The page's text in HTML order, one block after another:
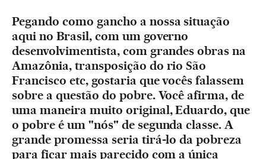
Pegando como gancho a nossa situação
aqui no Brasil, com um governo
desenvolvimentista, com grandes obras na
Amazônia, transposição do rio São
Francisco etc, gostaria que vocês falassem
sobre a questão do pobre. Você afirma, de
uma maneira muito original, Eduardo, que
o pobre é um "nós" de segunda classe. A
grande promessa seria tirá-lo da pobreza
para ficar mais parecido com a única